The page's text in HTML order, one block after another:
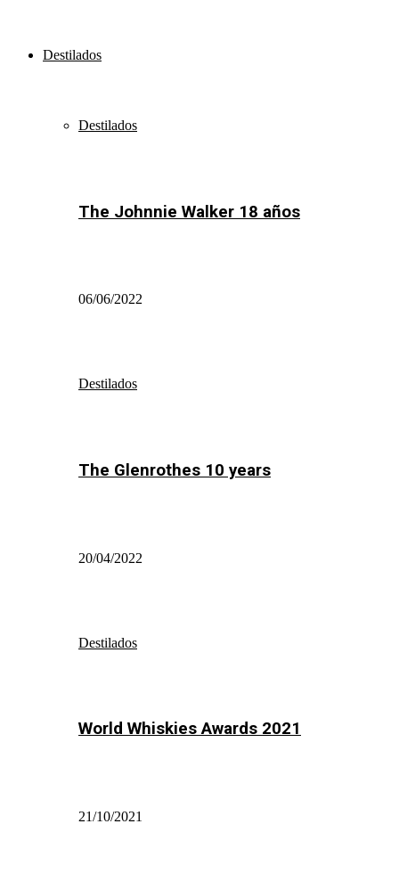
Destilados
Destilados
The Johnnie Walker 18 años
06/06/2022
Destilados
The Glenrothes 10 years
20/04/2022
Destilados
World Whiskies Awards 2021
21/10/2021